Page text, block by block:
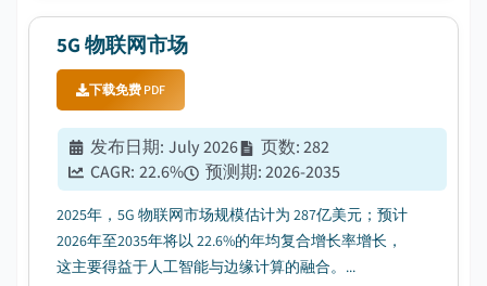
5G 物联网市场
下载免费 PDF
发布日期: July 2026 页数:282
CAGR: 22.6% 预测期:2026-2035
2025年，5G 物联网市场规模估计为 287亿美元；预计
2026年至2035年将以 22.6%的年均复合增长率增长，
这主要得益于人工智能与边缘计算的融合。...